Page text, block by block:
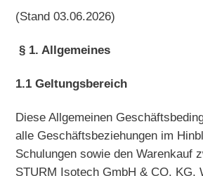
(Stand 03.06.2026)
§ 1. Allgemeines
1.1 Geltungsbereich
Diese Allgemeinen
alle Geschäftsbeziehungen im
Schulungen sowie den Warenkauf
STURM Isotech GmbH & CO. KG,